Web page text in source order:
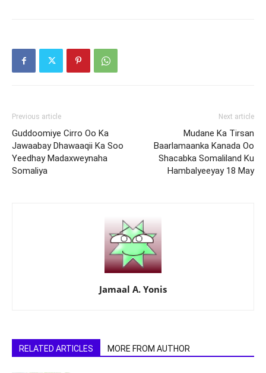
Previous article
Guddoomiye Cirro Oo Ka
Jawaabay Dhawaaqii Ka Soo
Yeedhay Madaxweynaha
Somaliya
Next article
Mudane Ka Tirsan
Baarlamaanka Kanada Oo
Shacabka Somaliland Ku
Hambalyeeyay 18 May
Jamaal A. Yonis
RELATED ARTICLES MORE FROM AUTHOR